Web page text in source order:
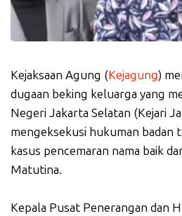
Kejaksaan Agung (Kejagung)
dugaan beking keluarga yang
Negeri Jakarta Selatan (Kejari
mengeksekusi hukuman badan
kasus pencemaran nama baik
Matutina.
Kepala Pusat Penerangan dan